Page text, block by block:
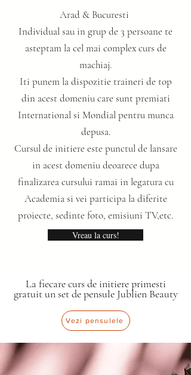
Arad & Bucuresti
Individual sau in grup de 3 persoane te
asteptam la cel mai complex curs de
machiaj.
Iti punem la dispozitie traineri de top
din acest domeniu care sunt premiati
International si Mondial pentru munca
depusa.
Cursul de initiere este punctul de lansare
in acest domeniu deoarece dupa
finalizarea cursului ramai in legatura cu
Academia si vei participa la diferite
proiecte, sedinte foto, emisiuni TV,etc.
Vreau la curs!
La fiecare curs de initiere primesti
gratuit un set de pensule Jublien Beauty
Vezi pensulele